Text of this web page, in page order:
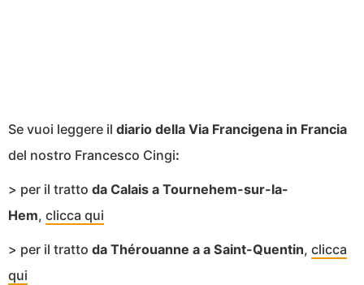
Se vuoi leggere il diario della Via Francigena in Francia
del nostro Francesco Cingi:
> per il tratto da Calais a Tournehem-sur-la-
Hem, clicca qui
> per il tratto da Thérouanne a a Saint-Quentin, clicca
qui